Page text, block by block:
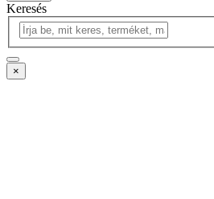
Keresés
×